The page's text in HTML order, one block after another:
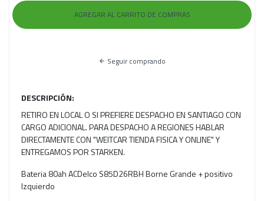
Seguir comprando
DESCRIPCIÓN:
RETIRO EN LOCAL O SI PREFIERE DESPACHO EN SANTIAGO CON
CARGO ADICIONAL. PARA DESPACHO A REGIONES HABLAR
DIRECTAMENTE CON "WEITCAR TIENDA FISICA Y ONLINE" Y
ENTREGAMOS POR STARKEN.
Bateria 80ah ACDelco S85D26RBH Borne Grande + positivo
Izquierdo